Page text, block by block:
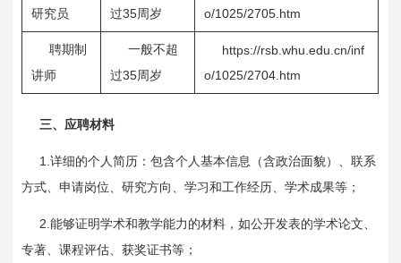
研究员
过35周岁
o/1025/2705.htm
聘期制
讲师
一般不超
过35周岁
https://rsb.whu.edu.cn/inf
o/1025/2704.htm
三、应聘材料
1.详细的个人简历：包含个人基本信息（含政治面貌）、联系
方式、申请岗位、研究方向、学习和工作经历、学术成果等；
2.能够证明学术和教学能力的材料，如公开发表的学术论文、
专著、课程评估、获奖证书等；